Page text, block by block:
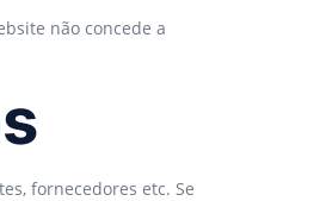
não concede a
fornecedores etc. Se